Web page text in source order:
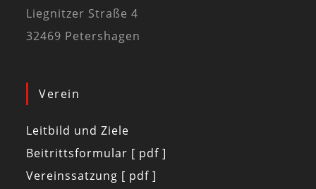
Liegnitzer Straße 4
32469 Petershagen
Verein
Leitbild und Ziele
Beitrittsformular [ pdf ]
Vereinssatzung [ pdf ]